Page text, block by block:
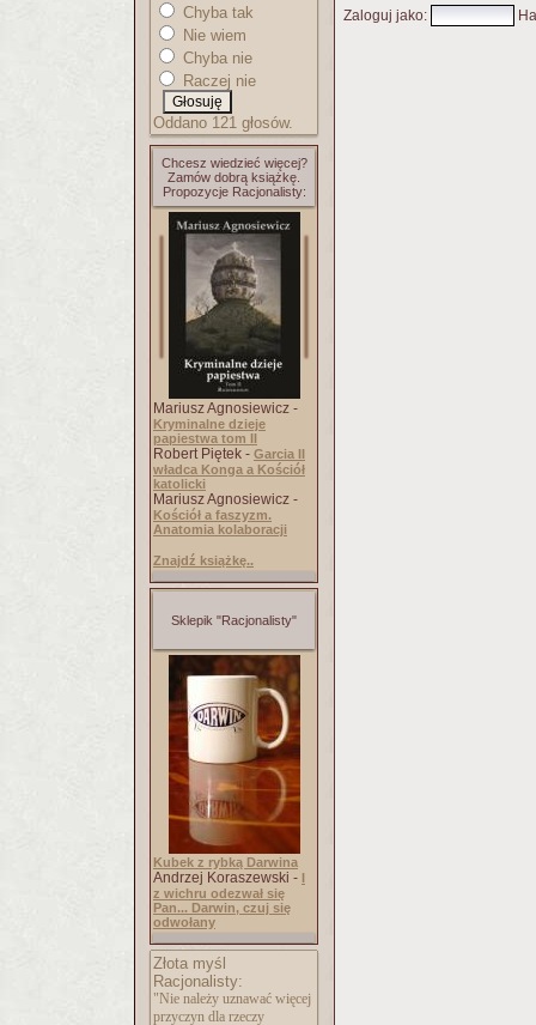
Chyba tak
Nie wiem
Chyba nie
Raczej nie
Oddano 121 głosów.
Chcesz wiedzieć więcej?
Zamów dobrą książkę.
Propozycje Racjonalisty:
Mariusz Agnosiewicz -
Kryminalne dzieje
papiestwa tom II
Robert Piętek - Garcia II
władca Konga a Kościół
katolicki
Mariusz Agnosiewicz -
Kościół a faszyzm.
Anatomia kolaboracji
Znajdź książkę..
Sklepik "Racjonalisty"
Kubek z rybką Darwina
Andrzej Koraszewski - I
z wichru odezwał się
Pan... Darwin, czuj się
odwołany
Złota myśl
Racjonalisty:
"Nie należy uznawać więcej
przyczyn dla rzeczy
Zaloguj jako: